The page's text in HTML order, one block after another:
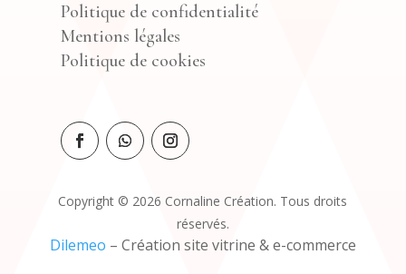
Politique de confidentialité
Mentions légales
Politique de cookies
Copyright © 2026 Cornaline Création. Tous droits
réservés.
Dilemeo – Création site vitrine & e-commerce